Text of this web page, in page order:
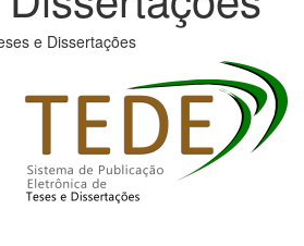
e Dissertações